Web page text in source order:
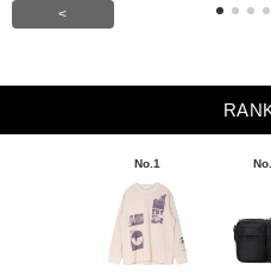
<
No.1